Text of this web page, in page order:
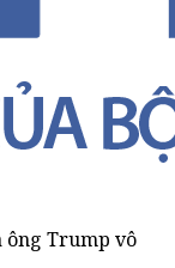
ông Trump vô